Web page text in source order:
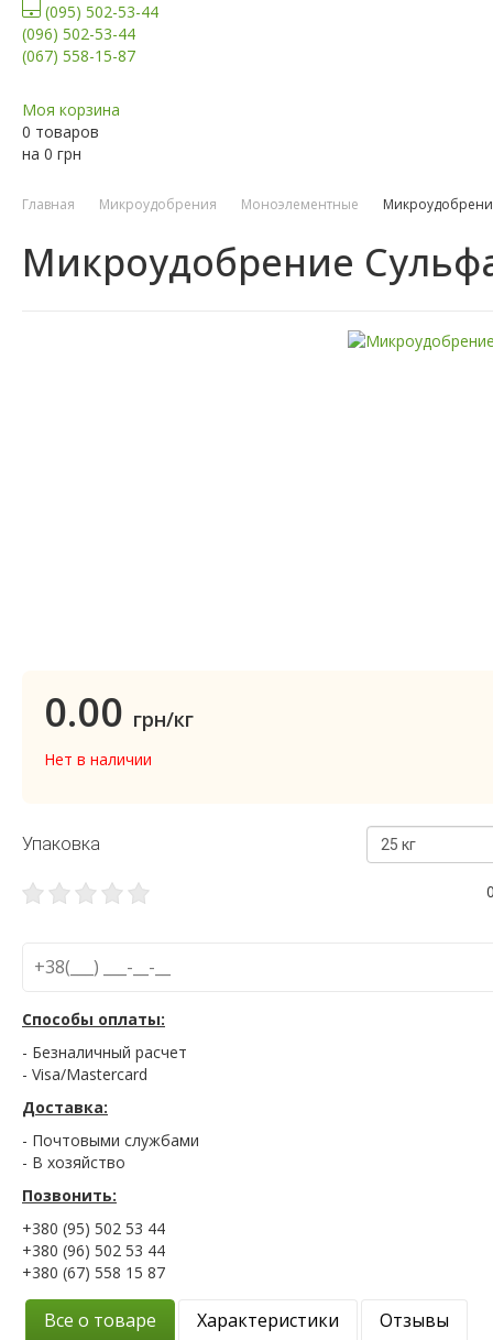
(095) 502-53-44
(096) 502-53-44
(067) 558-15-87
Моя корзина
0 товаров
на 0 грн
Главная Микроудобрения Моноэлементные
Микроудобрение
0.00 грн/кг
Нет в наличии
Упаковка 25 кг
Способы оплаты:
- Безналичный расчет
- Visa/Mastercard
Доставка:
- Почтовыми службами
- В хозяйство
Позвонить:
+380 (95) 502 53 44
+380 (96) 502 53 44
+380 (67) 558 15 87
Все о товаре Характеристики Отзывы